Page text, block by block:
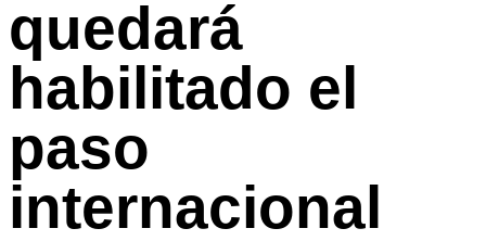
quedará
habilitado el
paso
internacional